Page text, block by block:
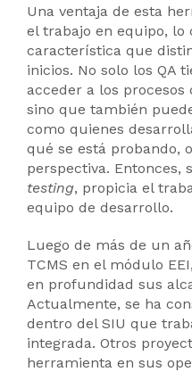
Una ventaja de esta
el trabajo en equipo, lo
característica que
inicios. No solo los QA
acceder a los
sino que también
como quienes
qué se está probando,
perspectiva. Entonces,
testing, propicia el
equipo de desarrollo.
Luego de más de un
TCMS en el módulo
en profundidad sus
Actualmente, se ha
dentro del SIU que
integrada. Otros
herramienta en sus